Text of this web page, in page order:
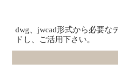
dwg、jwcad形式から必要な
ドし、ご活用下さい。